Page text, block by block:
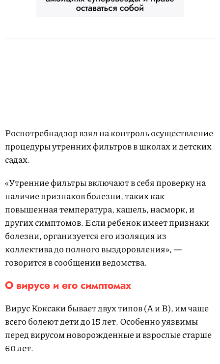
Роспотребнадзорвзял на контрольосуществление
процедуры утренних фильтров в школах и детских
садах.
«Утренние фильтры включают в себя проверку на
наличие признаков болезни, таких как
повышенная температура, кашель, насморк, и
других симптомов. Если ребенок имеет признаки
болезни, организуется его изоляция из
коллектива до полного выздоровления», —
говорится в сообщении ведомства.
О вирусе и его симптомах
Вирус Коксаки бывает двух типов (А и В), им чаще
всего болеют дети до 15 лет. Особенно уязвимы
перед вирусом новорожденные и взрослые старше
60 лет.